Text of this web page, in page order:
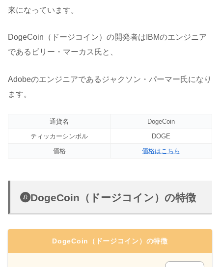
来になっています。
DogeCoin（ドージコイン）の開発者はIBMのエンジニア
であるビリー・マーカス氏と、
Adobeのエンジニアであるジャクソン・パーマー氏になり
ます。
通貨名
DogeCoin
ティッカーシンボル
DOGE
価格
価格はこちら
DogeCoin（ドージコイン）の特徴
DogeCoin（ドージコイン）の特徴